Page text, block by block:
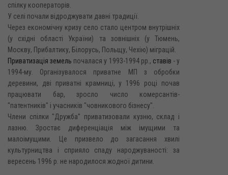
спілку кооператорів.
У селі почали відроджувати давні традиції.
Через економічну кризу село стало центром внутрішніх
(у східні області України) та зовнішніх (у Тюмень,
Москву, Прибалтику, Білорусь, Польщу, Чехію) міграцій.
Приватизація земель почалася у 1993-1994 pp., ставів - y
1994-му. Організувалося приватне МП з обробки
деревини, дві приватні крамниці, у 1996 році почав
працювати бар, зросло число комерсантів-
"патентників" і учасників "човникового бізнесу".
Члени спілки "Дружба" приватизовали кузню, склад і
лазню. Зростає диференціація між імущими та
малоімущими. Це призвело до загасання хвилі
культурництва і сприяло спаду народжуваності: за
вересень 1996 р. не народилося жодної дитини.